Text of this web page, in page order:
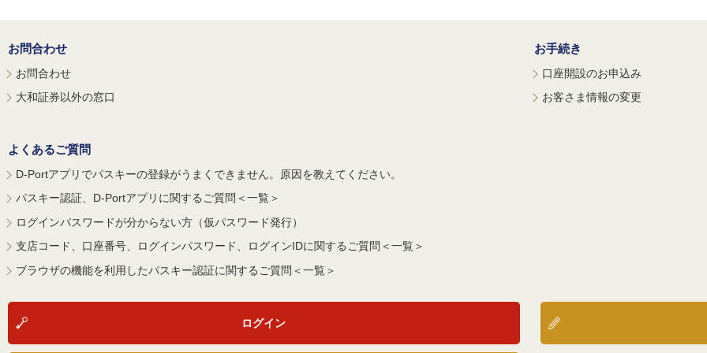
お問合わせ
お問合わせ
大和証券以外の窓口
お手続き
口座開設のお申込み
お客さま情報の変更
よくあるご質問
D-Portアプリでパスキーの登録がうまくできません。原因を教えてください。
パスキー認証、D-Portアプリに関するご質問＜一覧＞
ログインパスワードが分からない方（仮パスワード発行）
支店コード、口座番号、ログインパスワード、ログインIDに関するご質問＜一覧＞
ブラウザの機能を利用したパスキー認証に関するご質問＜一覧＞
ログイン